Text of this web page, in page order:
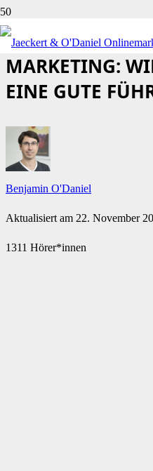
FÜHRUNG IM
MARKETING:
EINE GUTE
Benjamin O'Daniel
Aktualisiert am 22. November
1311 Hörer*innen